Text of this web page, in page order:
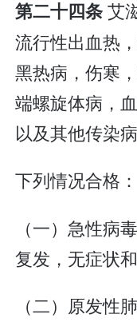
第二十四条艾
流行性出血热
黑热病，伤寒
端螺旋体病，
以及其他传染
下列情况合格：
（一）急性病
复发，无症状
（二）原发性